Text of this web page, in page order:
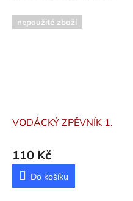
nepoužité zboží
VODÁCKÝ ZPĚVNÍK 1.
110 Kč
Do košíku